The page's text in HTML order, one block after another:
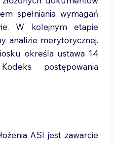
spełniania wymagań
W kolejnym etapie
analizie merytorycznej.
określa ustawa 14
postępowania
ASI jest zawarcie